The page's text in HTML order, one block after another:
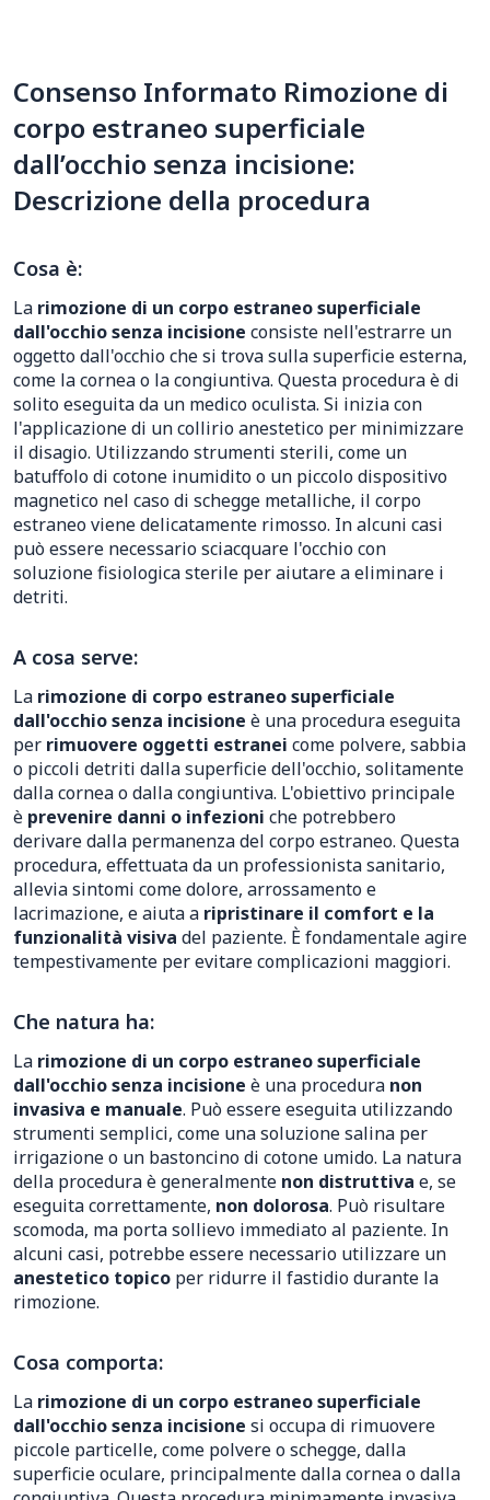
Consenso Informato Rimozione di
corpo estraneo superficiale
dall’occhio senza incisione:
Descrizione della procedura
Cosa è:
La rimozione di un corpo estraneo superficiale
dall'occhio senza incisione consiste nell'estrarre un
oggetto dall'occhio che si trova sulla superficie esterna,
come la cornea o la congiuntiva. Questa procedura è di
solito eseguita da un medico oculista. Si inizia con
l'applicazione di un collirio anestetico per minimizzare
il disagio. Utilizzando strumenti sterili, come un
batuffolo di cotone inumidito o un piccolo dispositivo
magnetico nel caso di schegge metalliche, il corpo
estraneo viene delicatamente rimosso. In alcuni casi
può essere necessario sciacquare l'occhio con
soluzione fisiologica sterile per aiutare a eliminare i
detriti.
A cosa serve:
La rimozione di corpo estraneo superficiale
dall'occhio senza incisione è una procedura eseguita
per rimuovere oggetti estranei come polvere, sabbia
o piccoli detriti dalla superficie dell'occhio, solitamente
dalla cornea o dalla congiuntiva. L'obiettivo principale
è prevenire danni o infezioni che potrebbero
derivare dalla permanenza del corpo estraneo. Questa
procedura, effettuata da un professionista sanitario,
allevia sintomi come dolore, arrossamento e
lacrimazione, e aiuta a ripristinare il comfort e la
funzionalità visiva del paziente. È fondamentale agire
tempestivamente per evitare complicazioni maggiori.
Che natura ha:
La rimozione di un corpo estraneo superficiale
dall'occhio senza incisione è una procedura non
invasiva e manuale. Può essere eseguita utilizzando
strumenti semplici, come una soluzione salina per
irrigazione o un bastoncino di cotone umido. La natura
della procedura è generalmente non distruttiva e, se
eseguita correttamente, non dolorosa. Può risultare
scomoda, ma porta sollievo immediato al paziente. In
alcuni casi, potrebbe essere necessario utilizzare un
anestetico topico per ridurre il fastidio durante la
rimozione.
Cosa comporta:
La rimozione di un corpo estraneo superficiale
dall'occhio senza incisione si occupa di rimuovere
piccole particelle, come polvere o schegge, dalla
superficie oculare, principalmente dalla cornea o dalla